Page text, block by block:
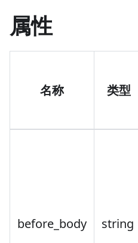
属性
名称 类型
before_body string